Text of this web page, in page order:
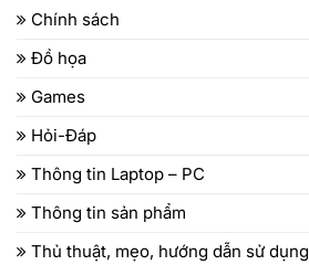
Chính sách
Đồ họa
Games
Hỏi-Đáp
Thông tin Laptop – PC
Thông tin sản phẩm
Thủ thuật, mẹo, hướng dẫn sử dụng